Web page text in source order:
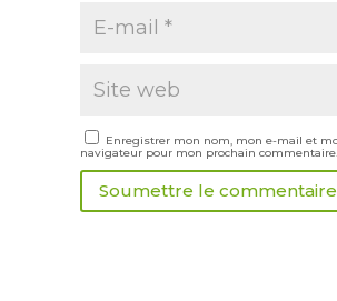
Enregistrer mon nom, mon e-mail et
navigateur pour mon prochain commentaire.
Soumettre le commentaire